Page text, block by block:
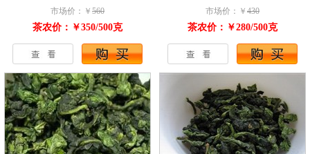
市场价：￥ 560
茶农价：￥350/500克
市场价：￥ 430
茶农价：￥280/500克